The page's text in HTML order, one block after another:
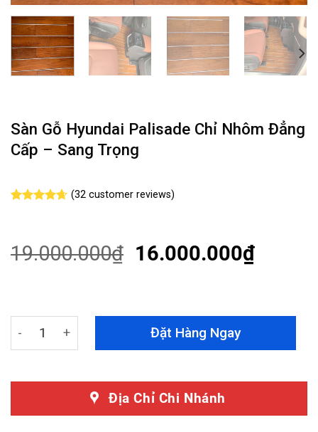
Sàn Gỗ Hyundai Palisade Chỉ Nhôm Đẳng
Cấp – Sang Trọng
customer
ratings
(32customer reviews)
19.000.000₫ 16.000.000₫
Sàn Gỗ Hyundai Palisade Chỉ Nhôm Đẳng Cấp - Sang
Đặt Hàng Ngay
Địa Chỉ Chi Nhánh